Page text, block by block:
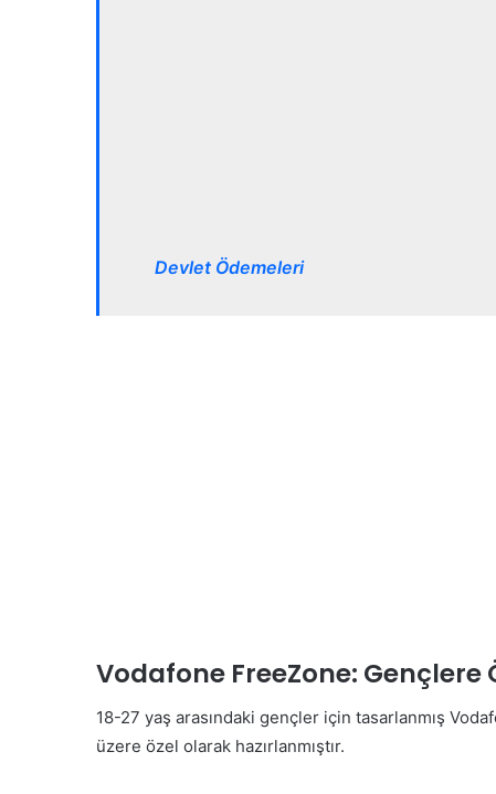
Devlet Ödemeleri
Vodafone FreeZone: Gençlere
18-27 yaş arasındaki gençler için tasarlanmış
üzere özel olarak hazırlanmıştır.